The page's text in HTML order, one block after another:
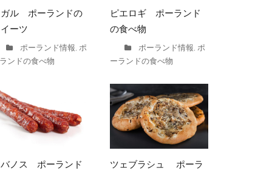
ル ポーランドの
ーツ
ポーランド情報 ポ
ンドの食べ物
ピエロギ ポーランド
の食べ物
ポーランド情報 ポ
ーランドの食べ物
ノス ポーランド
ツェブラシュ ポーラ